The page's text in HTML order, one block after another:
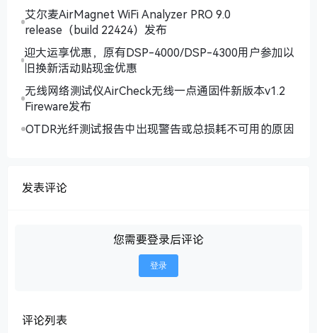
艾尔麦AirMagnet WiFi Analyzer PRO 9.0
release（build 22424）发布
迎大运享优惠，原有DSP-4000/DSP-4300用户参加以
旧换新活动贴现金优惠
无线网络测试仪AirCheck无线一点通固件新版本v1.2
Fireware发布
OTDR光纤测试报告中出现警告或总损耗不可用的原因
发表评论
您需要登录后评论
登录
评论列表